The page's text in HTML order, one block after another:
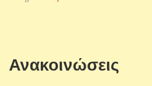
Ανακοινώσεις